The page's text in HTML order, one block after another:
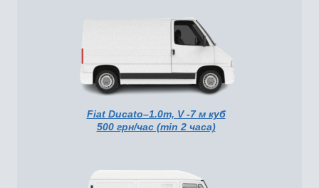
Fiat Ducato–1.0т, V -7 м куб
500 грн/час (min 2 часа)